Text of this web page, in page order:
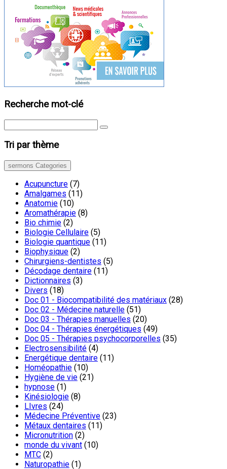
Recherche mot-clé
Tri par thème
sermons Categories
Acupuncture (7)
Amalgames (11)
Anatomie (10)
Aromathérapie (8)
Bio chimie (2)
Biologie Cellulaire (5)
Biologie quantique (11)
Biophysique (2)
Chirurgiens-dentistes (5)
Décodage dentaire (11)
Dictionnaires (3)
Divers (18)
Doc 01 - Biocompatibilité des matériaux (28)
Doc 02 - Médecine naturelle (51)
Doc 03 - Thérapies manuelles (20)
Doc 04 - Thérapies énergétiques (49)
Doc 05 - Thérapies psychocorporelles (35)
Electrosensibilité (4)
Energétique dentaire (11)
Homéopathie (10)
Hygiène de vie (21)
hypnose (1)
Kinésiologie (8)
LIvres (24)
Médecine Préventive (23)
Métaux dentaires (11)
Micronutrition (2)
monde du vivant (10)
MTC (2)
Naturopathie (1)